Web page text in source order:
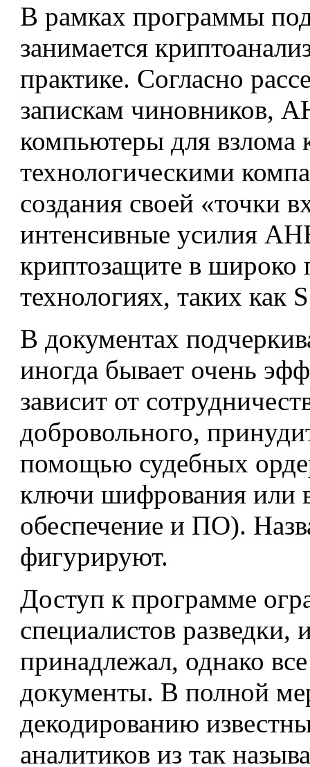
В рамках программы
занимается
практике. Согласно
запискам чиновников,
компьютеры для взлома
технологическими
создания своей «точки
интенсивные усилия
криптозащите в широко
технологиях, таких как
В документах
иногда бывает очень
зависит от
добровольного,
помощью судебных
ключи шифрования или
обеспечение и ПО).
фигурируют.
Доступ к программе
специалистов
принадлежал, однако
документы. В полной
декодированию
аналитиков из так